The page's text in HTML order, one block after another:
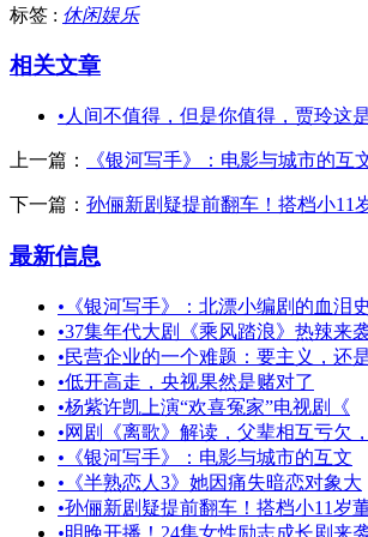
标签 : 休闲娱乐
相关文章
• 人间不值得，但是你值得，贾玲这
上一篇： 《银河写手》：电影与城市的互
下一篇： 孙俪新剧疑提前翻车！搭档小11
最新信息
• 《银河写手》：北漂小编剧的血泪史
•37集年代大剧《乘风踏浪》热辣来
•民营企业的一个难题：要主义，还
•低开高走，央视果然是赌对了
•杨紫许凯上演“欢喜冤家”电视剧《
•网剧《离歌》解读，父辈相互亏欠
• 《银河写手》：电影与城市的互文
• 《半熟恋人3》她因痛失暗恋对象大
•孙俪新剧疑提前翻车！搭档小11岁
•明晚开播！24集女性励志成长剧来